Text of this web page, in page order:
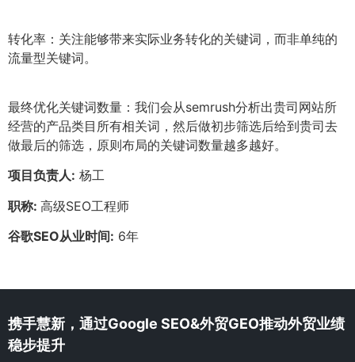
转化率：关注能够带来实际业务转化的关键词，而非单纯的
流量型关键词。
最终优化关键词数量：我们会从semrush分析出贵司网站所
经营的产品类目所有相关词，然后做初步筛选后给到贵司去
做最后的筛选，原则布局的关键词数量越多越好。
项目负责人: 杨工
职称: 高级SEO工程师
谷歌SEO从业时间: 6年
携手慧新，通过Google SEO&外贸GEO推动外贸业绩
稳步提升